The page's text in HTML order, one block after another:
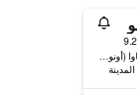
908-2 Iijima, تشيراكاوا (أونو), اليابان